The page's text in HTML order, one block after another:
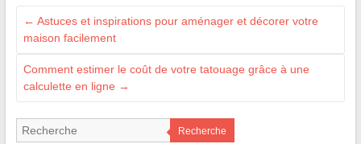
← Astuces et inspirations pour aménager et décorer votre
maison facilement
Comment estimer le coût de votre tatouage grâce à une
calculette en ligne →
Recherche